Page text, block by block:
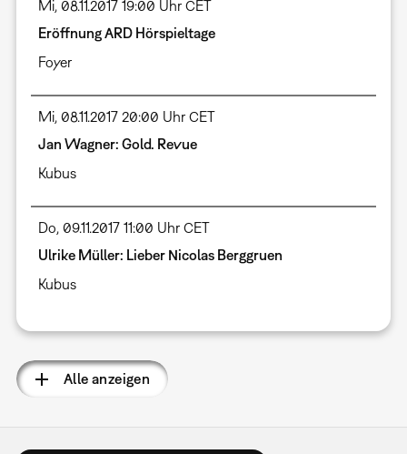
Mi, 08.11.2017 19:00 Uhr CET
Eröffnung ARD Hörspieltage
Foyer
Mi, 08.11.2017 20:00 Uhr CET
Jan Wagner: Gold. Revue
Kubus
Do, 09.11.2017 11:00 Uhr CET
Ulrike Müller: Lieber Nicolas Berggruen
Kubus
Alle anzeigen